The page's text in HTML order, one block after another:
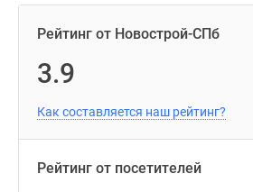
Рейтинг от Новострой-СПб
3.9
Как составляется наш рейтинг?
Рейтинг от посетителей